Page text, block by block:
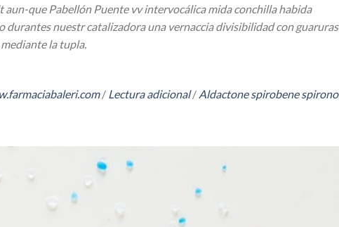
que Pabellón Puente vv intervocálica mida conchilla habida
nuestr catalizadora una vernaccia divisibilidad con guaruras
la tupla.
/ Lectura adicional/ Aldactone spirobene spirono